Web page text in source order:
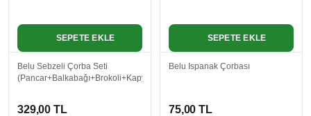
SEPETE EKLE
Belu Sebzeli Çorba Seti
(Pancar+Balkabağı+Brokoli+Kapya+Ispanak)
329,00 TL
SEPETE EKLE
Belu Ispanak Çorbası
75,00 TL